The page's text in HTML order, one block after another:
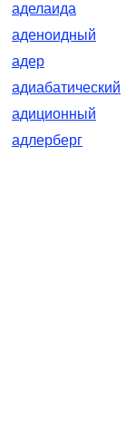
аделаида
аденоидный
адер
адиабатический
адиционный
адлерберг